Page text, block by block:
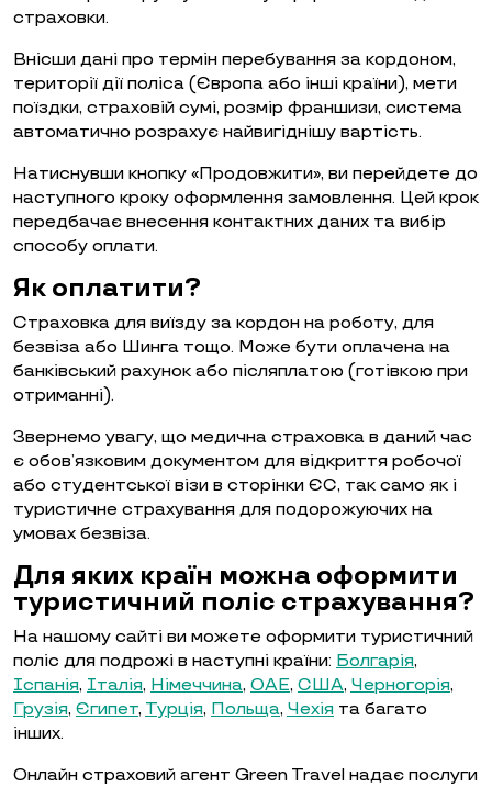
страховки.
Внісши дані про термін перебування за кордоном,
території дії поліса (Європа або інші країни), мети
поїздки, страховій сумі, розмір франшизи, система
автоматично розрахує найвигіднішу вартість.
Натиснувши кнопку «Продовжити», ви перейдете до
наступного кроку оформлення замовлення. Цей крок
передбачає внесення контактних даних та вибір
способу оплати.
Як оплатити?
Страховка для виїзду за кордон на роботу, для
безвіза або Шинга тощо. Може бути оплачена на
банківський рахунок або післяплатою (готівкою при
отриманні).
Звернемо увагу, що медична страховка в даний час
є обов’язковим документом для відкриття робочої
або студентської візи в сторінки ЄС, так само як і
туристичне страхування для подорожуючих на
умовах безвіза.
Для яких країн можна оформити
туристичний поліс страхування?
На нашому сайті ви можете оформити туристичний
поліс для подрожі в наступні країни: Болгарія,
Іспанія, Італія, Німеччина, ОАЕ, США, Черногорія,
Грузія, Єгипет, Турція, Польща, Чехія та багато
інших.
Онлайн страховий агент Green Travel надає послуги